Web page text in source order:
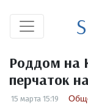
Роддом на
перчаток
15 марта 15:19